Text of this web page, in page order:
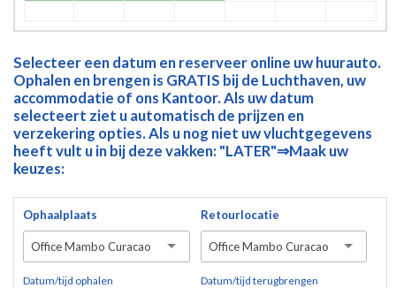
Selecteer een datum en reserveer online uw huurauto.
Ophalen en brengen is GRATIS bij de Luchthaven, uw
accommodatie of ons Kantoor. Als uw datum
selecteert ziet u automatisch de prijzen en
verzekering opties. Als u nog niet uw vluchtgegevens
heeft vult u in bij deze vakken: "LATER"⇒Maak uw
keuzes:
Ophaalplaats
Office Mambo Curacao
Datum/tijd ophalen
Retourlocatie
Office Mambo Curacao
Datum/tijd terugbrengen